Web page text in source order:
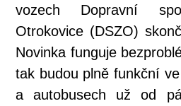
vozech Dopravní
Otrokovice (DSZO)
Novinka funguje
tak budou plně funkční
a autobusech už od